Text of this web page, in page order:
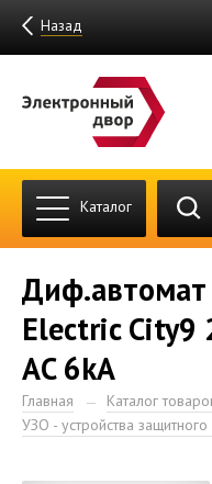
Назад
Каталог
Electric City9
АC 6kA
Главная Каталог
УЗО - устройства